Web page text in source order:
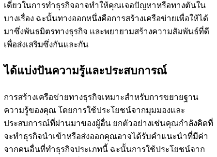
เดี่ยวในการทำธุรกิจอาจทำให้คุณเจอปัญหาหรือทางตันใน
บางเรื่อง ฉะนั้นทางออกหนึ่งคือการสร้างเครือข่ายเพื่อให้ได้
มาซึ่งพันธมิตรทางธุรกิจ และพยายามสร้างความสัมพันธ์ที่ดี
เพื่อส่งเสริมซึ่งกันและกัน
ได้แบ่งปันความรู้และประสบการณ์
การสร้างเครือข่ายทางธุรกิจเหมาะสำหรับการขยายฐาน
ความรู้ของคุณ โดยการใช้ประโยชน์จากมุมมองและ
ประสบการณ์ที่ผ่านมาของผู้อื่น ยกตัวอย่างเช่นคุณกำลังคิดที่
จะทำธุรกิจนำเข้าหรือส่งออกคุณอาจได้รับคำแนะนำที่มีค่า
จากคนอื่นที่ทำธุรกิจประเภทนี้ ฉะนั้นการใช้ประโยชน์จาก